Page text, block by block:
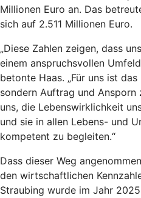
Millionen Euro an. Das
sich auf 2.511 Millionen Euro.
„Diese Zahlen zeigen, dass
einem anspruchsvollen
betonte Haas. „Für uns ist
sondern Auftrag und
uns, die Lebenswirklichkeit
und sie in allen Lebens- und
kompetent zu begleiten.“
Dass dieser Weg
den wirtschaftlichen
Straubing wurde im Jahr